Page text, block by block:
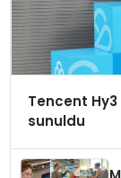
Tencent
sunuldu